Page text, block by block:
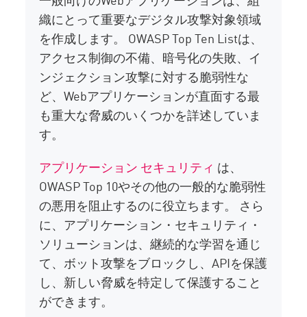
織にとって重要なデジタル攻撃対象領域
を作成します。 OWASP Top Ten Listは、
アクセス制御の不備、暗号化の失敗、イ
ンジェクション攻撃に対する脆弱性な
ど、Webアプリケーションが直面する最
も重大な脅威のいくつかを詳述していま
す。
アプリケーション セキュリティ は、
OWASP Top 10やその他の一般的な脆弱性
の悪用を阻止するのに役立ちます。 さら
に、アプリケーション・セキュリティ・
ソリューションは、継続的な学習を通じ
て、ボット攻撃をブロックし、APIを保護
し、新しい脅威を特定して保護すること
ができます。